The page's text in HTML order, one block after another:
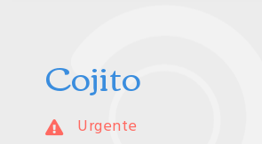
Cojito
Urgente